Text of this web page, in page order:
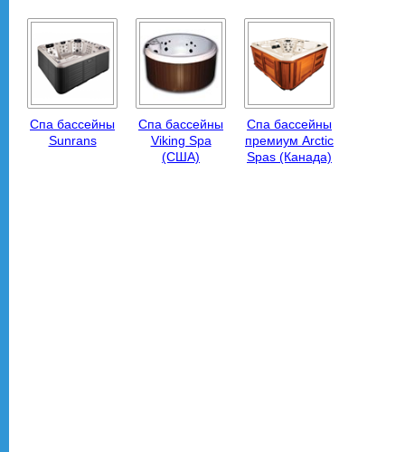
Спа бассейны
Sunrans
Спа бассейны
Viking Spa
(США)
Спа бассейны
премиум Аrctic
Spas (Канада)